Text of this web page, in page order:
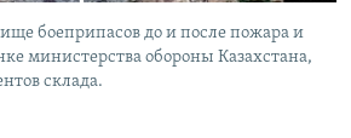
боеприпасов до и после пожара и
министерства обороны Казахстана,
склада.